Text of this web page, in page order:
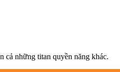
cả những titan quyền năng khác.